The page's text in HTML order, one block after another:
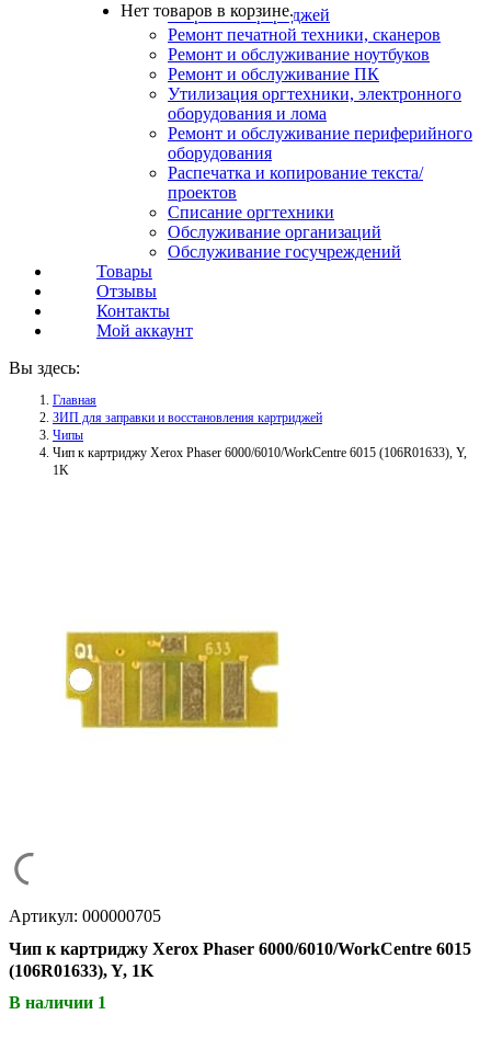
Нет товаров в корзине.
Заправка картриджей
Ремонт печатной техники, сканеров
Ремонт и обслуживание ноутбуков
Ремонт и обслуживание ПК
Утилизация оргтехники, электронного
оборудования и лома
Ремонт и обслуживание периферийного
оборудования
Распечатка и копирование текста/
проектов
Списание оргтехники
Обслуживание организаций
Обслуживание госучреждений
Товары
Отзывы
Контакты
Мой аккаунт
Вы здесь:
Главная
ЗИП для заправки и восстановления картриджей
Чипы
Чип к картриджу Xerox Phaser 6000/6010/WorkCentre 6015 (106R01633), Y,
1K
Артикул: 000000705
Чип к картриджу Xerox Phaser 6000/6010/WorkCentre 6015
(106R01633), Y, 1K
В наличии 1